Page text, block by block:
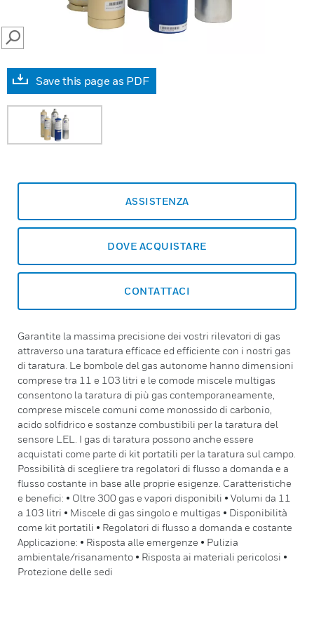
SEARCH
Save this page as PDF
ASSISTENZA
DOVE ACQUISTARE
CONTATTACI
Garantite la massima precisione dei vostri rilevatori di gas
attraverso una taratura efficace ed efficiente con i nostri gas
di taratura. Le bombole del gas autonome hanno dimensioni
comprese tra 11 e 103 litri e le comode miscele multigas
consentono la taratura di più gas contemporaneamente,
comprese miscele comuni come monossido di carbonio,
acido solfidrico e sostanze combustibili per la taratura del
sensore LEL. I gas di taratura possono anche essere
acquistati come parte di kit portatili per la taratura sul campo.
Possibilità di scegliere tra regolatori di flusso a domanda e a
flusso costante in base alle proprie esigenze. Caratteristiche
e benefici: • Oltre 300 gas e vapori disponibili • Volumi da 11
a 103 litri • Miscele di gas singolo e multigas • Disponibilità
come kit portatili • Regolatori di flusso a domanda e costante
Applicazione: • Risposta alle emergenze • Pulizia
ambientale/risanamento • Risposta ai materiali pericolosi •
Protezione delle sedi